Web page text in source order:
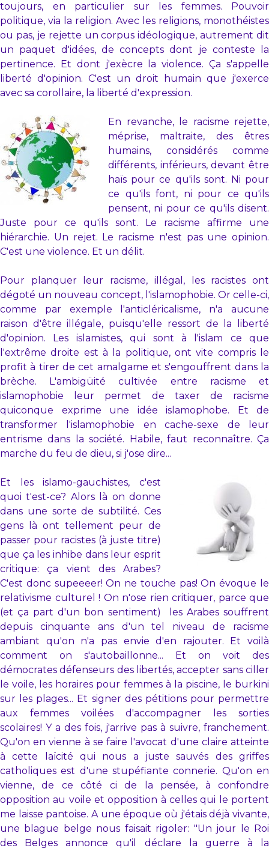
toujours, en particulier sur les femmes. Pouvoir
politique, via la religion. Avec les religions, monothéistes
ou pas, je rejette un corpus idéologique, autrement dit
un paquet d'idées, de concepts dont je conteste la
pertinence. Et dont j'exècre la violence. Ça s'appelle
liberté d'opinion. C'est un droit humain que j'exerce
avec sa corollaire, la liberté d'expression.
En revanche, le racisme rejette,
méprise, maltraite, des êtres
humains, considérés comme
différents, inférieurs, devant être
haïs pour ce qu'ils sont. Ni pour
ce qu'ils font, ni pour ce qu'ils
pensent, ni pour ce qu'ils disent.
Juste pour ce qu'ils sont. Le racisme affirme une
hiérarchie. Un rejet. Le racisme n'est pas une opinion.
C'est une violence. Et un délit.
Pour planquer leur racisme, illégal, les racistes ont
dégoté un nouveau concept, l'islamophobie. Or celle-ci,
comme par exemple l'anticléricalisme, n'a aucune
raison d'être illégale, puisqu'elle ressort de la liberté
d'opinion. Les islamistes, qui sont à l'islam ce que
l'extrême droite est à la politique, ont vite compris le
profit à tirer de cet amalgame et s'engouffrent dans la
brèche. L'ambigüité cultivée entre racisme et
islamophobie leur permet de taxer de racisme
quiconque exprime une idée islamophobe. Et de
transformer l'islamophobie en cache-sexe de leur
entrisme dans la société. Habile, faut reconnaître. Ça
marche du feu de dieu, si j'ose dire...
Et les islamo-gauchistes, c'est
quoi t'est-ce? Alors là on donne
dans une sorte de subtilité. Ces
gens là ont tellement peur de
passer pour racistes (à juste titre)
que ça les inhibe dans leur esprit
critique: ça vient des Arabes?
C'est donc supeeeer! On ne touche pas! On évoque le
relativisme culturel ! On n'ose rien critiquer, parce que
(et ça part d'un bon sentiment) les Arabes souffrent
depuis cinquante ans d'un tel niveau de racisme
ambiant qu'on n'a pas envie d'en rajouter. Et voilà
comment on s'autobaillonne... Et on voit des
démocrates défenseurs des libertés, accepter sans ciller
le voile, les horaires pour femmes à la piscine, le burkini
sur les plages... Et signer des pétitions pour permettre
aux femmes voilées d'accompagner les sorties
scolaires! Y a des fois, j'arrive pas à suivre, franchement.
Qu'on en vienne à se faire l'avocat d'une claire atteinte
à cette laïcité qui nous a juste sauvés des griffes
catholiques est d'une stupéfiante connerie. Qu'on en
vienne, de ce côté ci de la pensée, à confondre
opposition au voile et opposition à celles qui le portent
me laisse pantoise. A une époque où j'étais déjà vivante,
une blague belge nous faisait rigoler: "Un jour le Roi
des Belges annonce qu'il déclare la guerre à la